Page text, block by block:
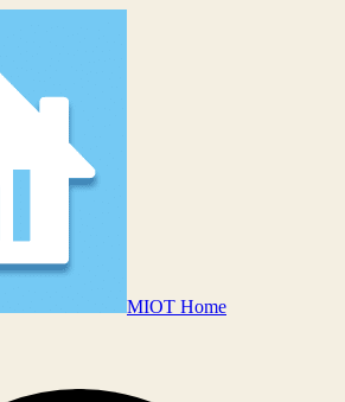
MIOT Home